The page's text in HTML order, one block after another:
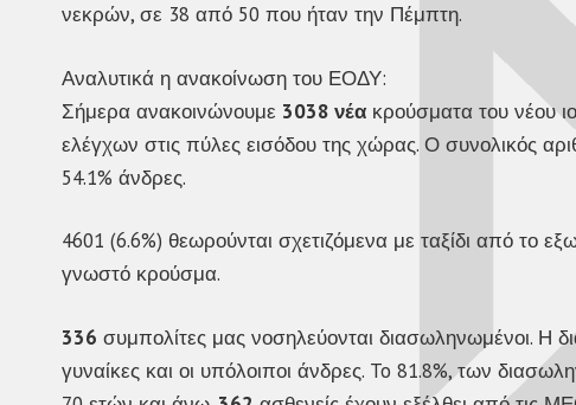
νεκρών, σε 38 από 50 που ήταν την Πέμπτη.
Αναλυτικά η ανακοίνωση του ΕΟΔΥ:
Σήμερα ανακοινώνουμε 3038 νέα κρούσματα του νέου
ελέγχων στις πύλες εισόδου της χώρας. Ο συνολικός
54.1% άνδρες.
4601 (6.6%) θεωρούνται σχετιζόμενα με ταξίδι από το
γνωστό κρούσμα.
336 συμπολίτες μας νοσηλεύονται διασωληνωμένοι. Η
γυναίκες και οι υπόλοιποι άνδρες. To 81.8%, των